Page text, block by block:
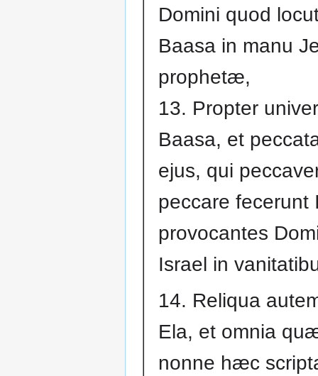
Domini quod
Baasa in manu
prophetæ,
13. Propter
Baasa, et
ejus, qui
peccare fecerunt
provocantes
Israel in
14. Reliqua
Ela, et omnia
nonne hæc